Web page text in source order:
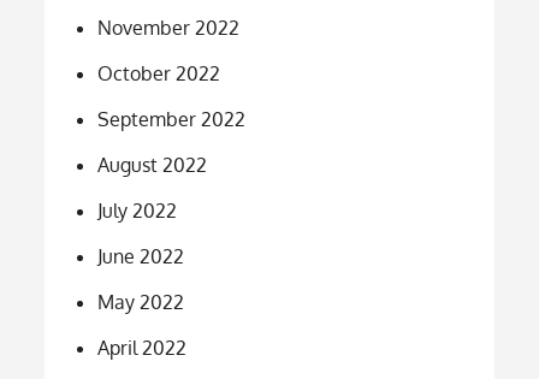
November 2022
October 2022
September 2022
August 2022
July 2022
June 2022
May 2022
April 2022